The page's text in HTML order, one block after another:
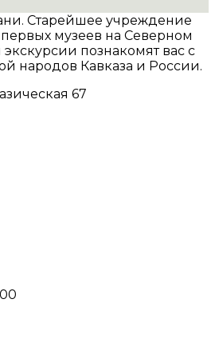
Старейшее учреждение
музеев на Северном
познакомят вас с
народов Кавказа и России.
67